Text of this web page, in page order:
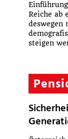
Reiche ab
deswegen
steigen